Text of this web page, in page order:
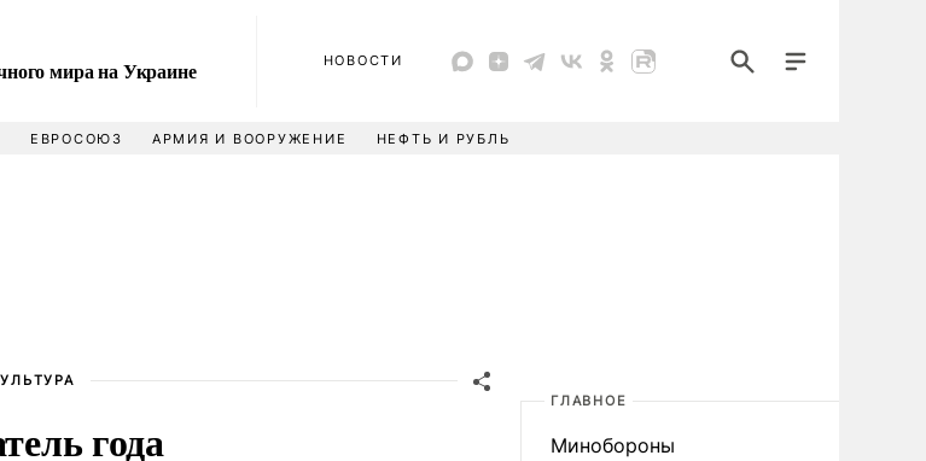
мира на Украине НОВОСТИ
ЕВРОСОЮЗ АРМИЯ И ВООРУЖЕНИЕ НЕФТЬ И РУБЛЬ
года
ГЛАВНОЕ
Минобороны